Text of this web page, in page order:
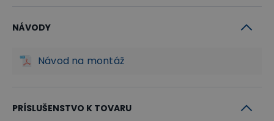
NÁVODY
Návod na montáž
PRÍSLUŠENSTVO K TOVARU